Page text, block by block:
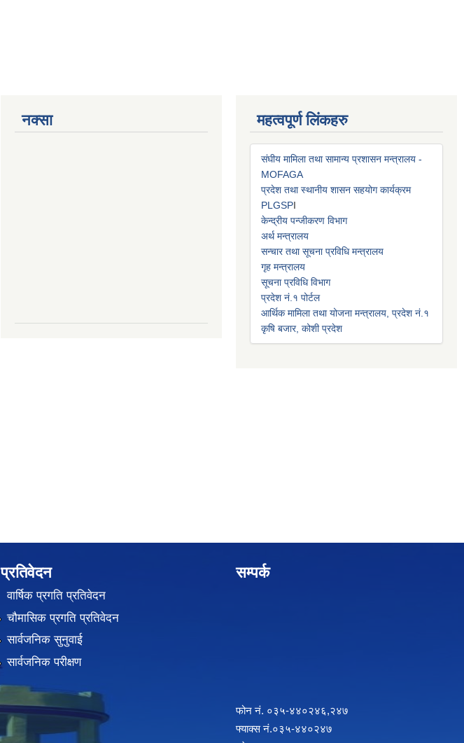
नक्सा महत्वपूर्ण लिंकहरु
संघीय मामिला तथा सामान्य प्रशासन मन्त्रालय -
MOFAGA
प्रदेश तथा स्थानीय शासन सहयोग कार्यक्रम
PLGSPI
केन्द्रीय पन्जीकरण विभाग
अर्थ मन्त्रालय
सन्चार तथा सूचना प्रविधि मन्त्रालय
गृह मन्त्रालय
सूचना प्रविधि विभाग
प्रदेश नं.१ पोर्टल
आर्थिक मामिला तथा योजना मन्त्रालय, प्रदेश नं.१
कृषि बजार, कोशी प्रदेश
प्रतिवेदन
वार्षिक प्रगति प्रतिवेदन
चौमासिक प्रगति प्रतिवेदन
सार्वजनिक सुनुवाई
सार्वजनिक परीक्षण
सम्पर्क
फोन नं. ०३५-४४०२४६,२४७
फ्याक्स नं.०३५-४४०२४७